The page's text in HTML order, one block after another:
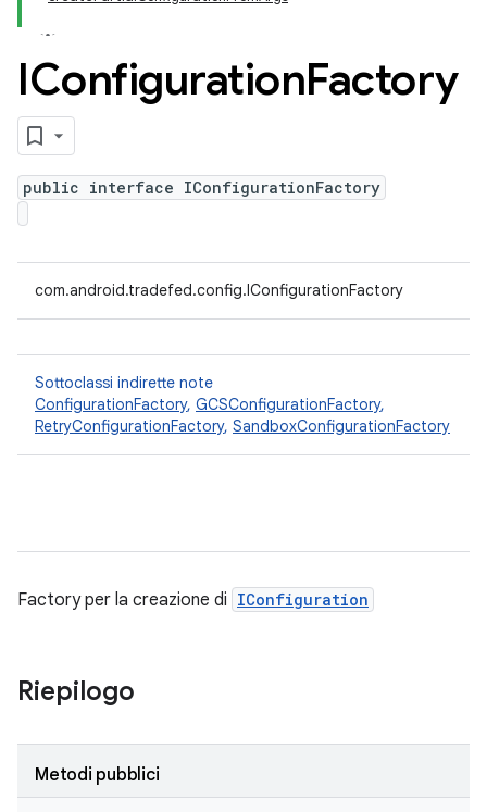
IConfigurationFactory
public interface IConfigurationFactory
com.android.tradefed.config.IConfigurationFactory
Sottoclassi indirette note
ConfigurationFactory, GCSConfigurationFactory,
RetryConfigurationFactory, SandboxConfigurationFactory
Factory per la creazione di IConfiguration
Riepilogo
Metodi pubblici